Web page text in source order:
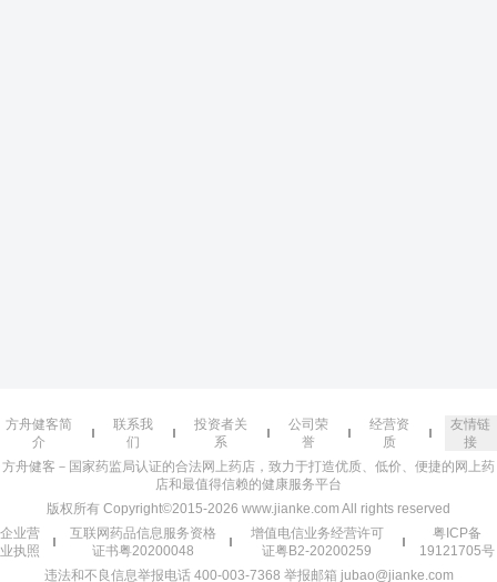
方舟健客简
介
联系我
们
投资者关
系
公司荣
誉
经营资
质
友情链
接
方舟健客－国家药监局认证的合法网上药店，致力于打造优质、低价、便捷的网上药
店和最值得信赖的健康服务平台
版权所有 Copyright©2015-2026 www.jianke.com All rights reserved
企业营
业执照
互联网药品信息服务资格
证书粤20200048
增值电信业务经营许可
证粤B2-20200259
粤ICP备
19121705号
违法和不良信息举报电话 400-003-7368 举报邮箱 jubao@jianke.com